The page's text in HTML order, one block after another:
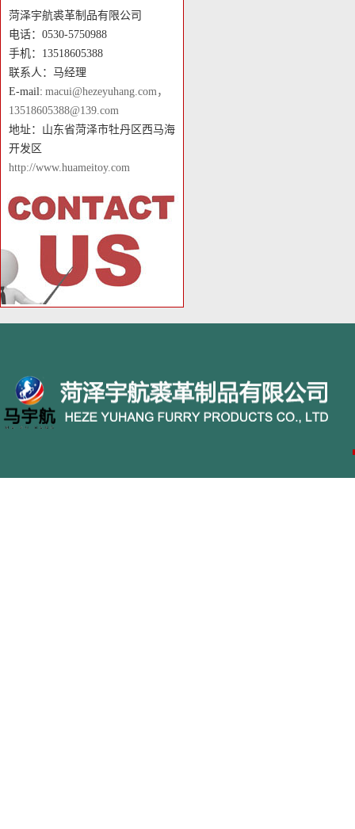
菏泽宇航裘革制品有限公司
电话：0530-5750988
手机：13518605388
联系人：马经理
E-mail: macui@hezeyuhang.com，
13518605388@139.com
地址：山东省菏泽市牡丹区西马海
开发区
http://www.huameitoy.com